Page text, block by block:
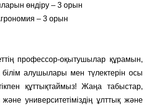
өндіру – 3 орын
– 3 орын
профессор-оқытушылар құрамын,
білім алушылары мен түлектерін осы
құттықтаймыз! Жаңа табыстар,
және университетіміздің ұлттық және